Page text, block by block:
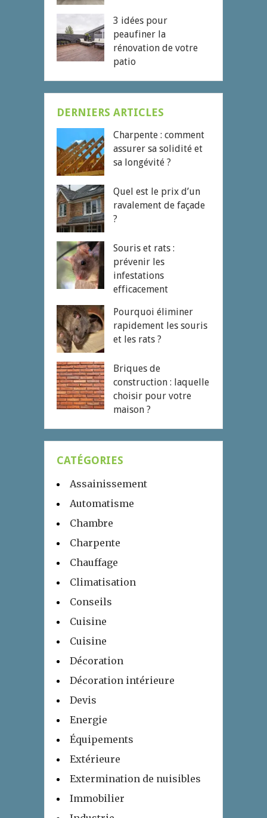
3 idées pour
peaufiner la
rénovation de votre
patio
DERNIERS ARTICLES
Charpente : comment
assurer sa solidité et
sa longévité ?
Quel est le prix d’un
ravalement de façade
?
Souris et rats :
prévenir les
infestations
efficacement
Pourquoi éliminer
rapidement les souris
et les rats ?
Briques de
construction : laquelle
choisir pour votre
maison ?
CATÉGORIES
Assainissement
Automatisme
Chambre
Charpente
Chauffage
Climatisation
Conseils
Cuisine
Cuisine
Décoration
Décoration intérieure
Devis
Energie
Équipements
Extérieure
Extermination de nuisibles
Immobilier